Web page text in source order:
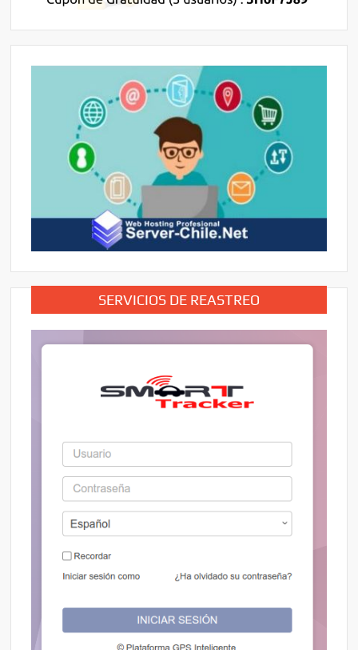
SERVICIOS DE REASTREO